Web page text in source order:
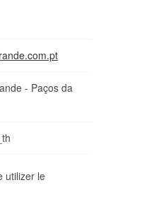
- Paços da
utilizer le